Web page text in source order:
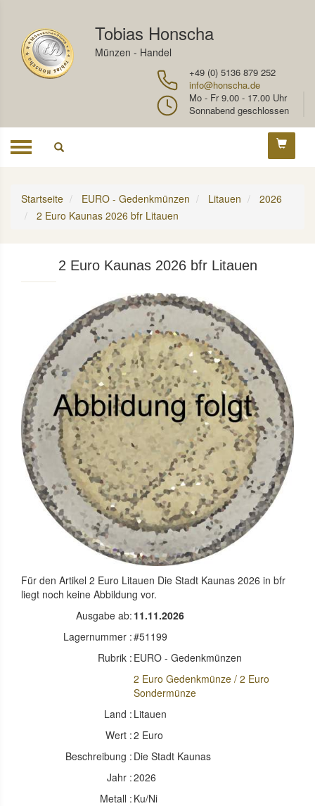
Tobias Honscha
Münzen - Handel
+49 (0) 5136 879 252
info@honscha.de
Mo - Fr 9.00 - 17.00 Uhr
Sonnabend geschlossen
Toggle
Startseite EURO - Gedenkmünzen Litauen
2026
2 Euro Kaunas 2026 bfr Litauen
2 Euro Kaunas 2026 bfr Litauen
Für den Artikel 2 Euro Litauen Die Stadt Kaunas 2026 in bfr
liegt noch keine Abbildung vor.
Ausgabe ab: 11.11.2026
Lagernummer :#51199
Rubrik : EURO - Gedenkmünzen
2 Euro Gedenkmünze / 2 Euro
Sondermünze
Land : Litauen
Wert :2 Euro
Beschreibung : Die Stadt Kaunas
Jahr :2026
Metall : Ku/Ni